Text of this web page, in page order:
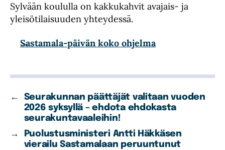
Sylvään koululla on kakkukahvit avajais- ja
yleisötilaisuuden yhteydessä.
Sastamala-päivän koko ohjelma
←
Seurakunnan päättäjät valitaan vuoden
2026 syksyllä – ehdota ehdokasta
seurakuntavaaleihin!
→
Puolustusministeri Antti Häkkäsen
vierailu Sastamalaan peruuntunut